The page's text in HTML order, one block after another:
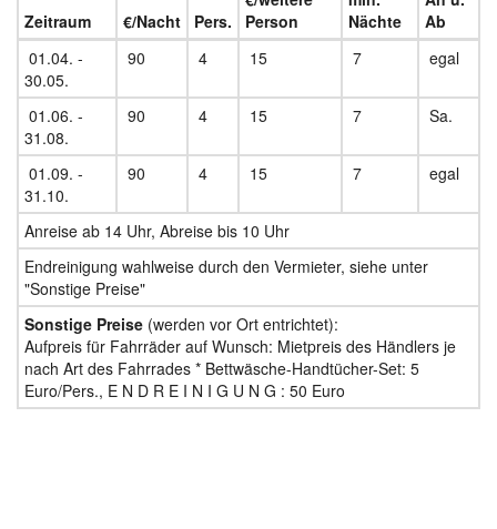
Zeitraum €/Nacht Pers.
Person
Nächte
Ab
01.04. -
30.05.
90 4 15 7 egal
01.06. -
31.08.
90 4 15 7 Sa.
01.09. -
31.10.
90 4 15 7 egal
Anreise ab 14 Uhr, Abreise bis 10 Uhr
Endreinigung wahlweise durch den Vermieter, siehe unter
"Sonstige Preise"
Sonstige Preise (werden vor Ort entrichtet):
Aufpreis für Fahrräder auf Wunsch: Mietpreis des Händlers je
nach Art des Fahrrades * Bettwäsche-Handtücher-Set: 5
Euro/Pers., E N D R E I N I G U N G : 50 Euro